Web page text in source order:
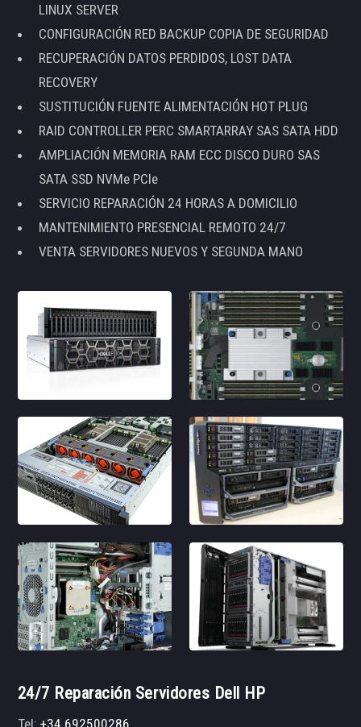
LINUX SERVER
CONFIGURACIÓN RED BACKUP COPIA DE SEGURIDAD
RECUPERACIÓN DATOS PERDIDOS, LOST DATA
RECOVERY
SUSTITUCIÓN FUENTE ALIMENTACIÓN HOT PLUG
RAID CONTROLLER PERC SMARTARRAY SAS SATA HDD
AMPLIACIÓN MEMORIA RAM ECC DISCO DURO SAS
SATA SSD NVMe PCIe
SERVICIO REPARACIÓN 24 HORAS A DOMICILIO
MANTENIMIENTO PRESENCIAL REMOTO 24/7
VENTA SERVIDORES NUEVOS Y SEGUNDA MANO
24/7 Reparación Servidores Dell HP
Tel:+34 692500286